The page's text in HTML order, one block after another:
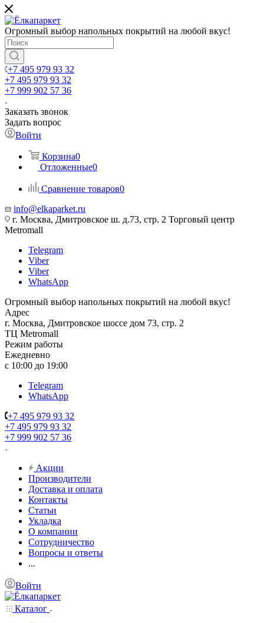
Огромный выбор напольных покрытий на любой вкус!
+7 495 979 93 32
+7 495 979 93 32
+7 999 902 57 36
Заказать звонок
Задать вопрос
Войти
Корзина0
Отложенные0
Сравнение товаров0
info@elkaparket.ru
г. Москва, Дмитровское ш. д.73, стр. 2 Торговый центр
Metromall
Telegram
Viber
Viber
WhatsApp
Огромный выбор напольных покрытий на любой вкус!
Адрес
г. Москва, Дмитровское шоссе дом 73, стр. 2
ТЦ Metromall
Режим работы
Ежедневно
с 10:00 до 19:00
Telegram
WhatsApp
+7 495 979 93 32
+7 495 979 93 32
+7 999 902 57 36
Акции
Производители
Доставка и оплата
Контакты
Статьи
Укладка
О компании
Сотрудничество
Вопросы и ответы
...
Войти
Каталог